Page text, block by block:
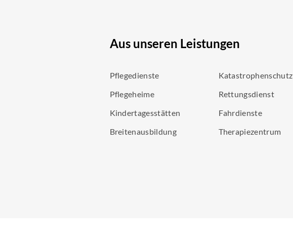
Aus unseren Leistungen
Pflegedienste
Pflegeheime
Kindertagesstätten
Breitenausbildung
Katastrophenschutz
Rettungsdienst
Fahrdienste
Therapiezentrum